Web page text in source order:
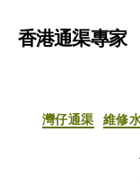
香港通渠專家
灣仔通渠 維修